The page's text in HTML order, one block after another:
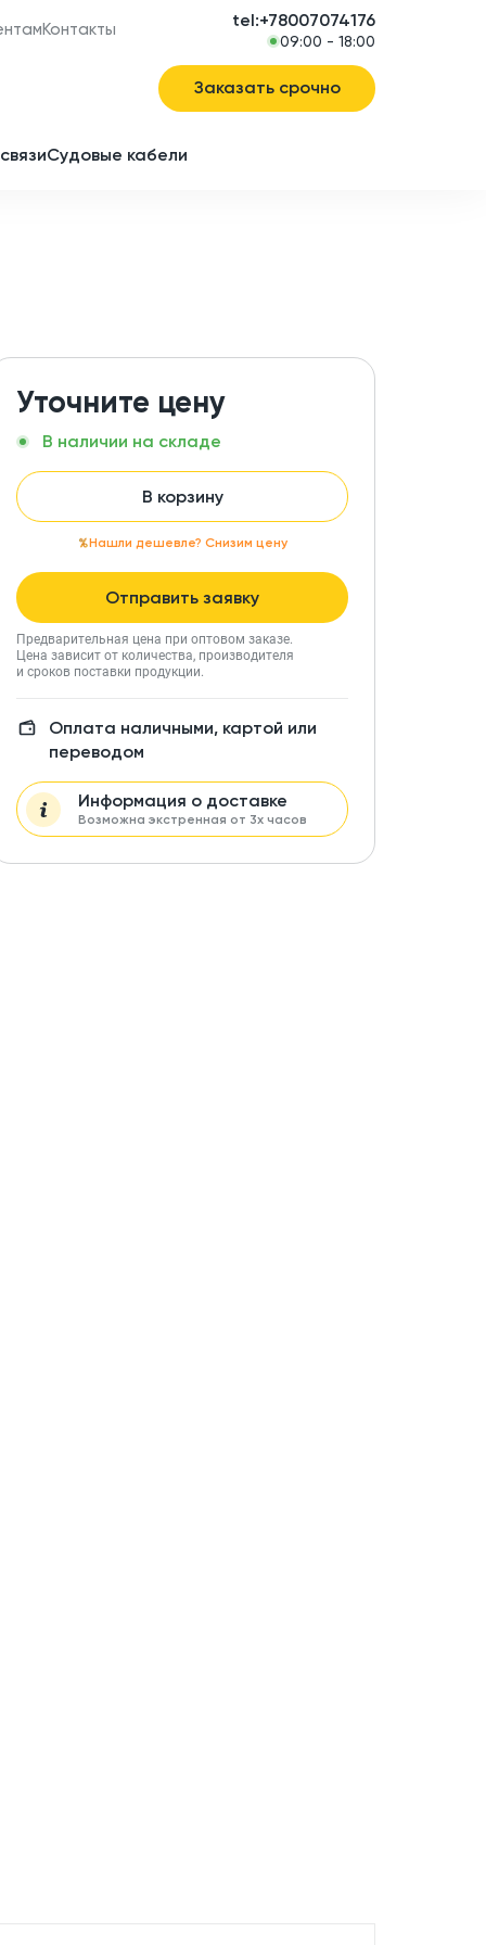
Контакты tel:+78007074176
09:00 - 18:00
Заказать срочно
Судовые кабели
Уточните цену
В наличии на складе
В корзину
Нашли дешевле? Снизим цену
Отправить заявку
Предварительная цена при оптовом заказе.
Цена зависит от количества, производителя
и сроков поставки продукции.
Оплата наличными, картой или
переводом
Информация о доставке
Возможна экстренная от 3х часов